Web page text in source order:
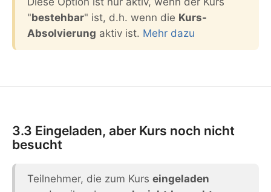
"bestehbar" ist, d.h. wenn die Kurs-
Absolvierung aktiv ist. Mehr dazu
3.3 Eingeladen, aber Kurs noch nicht
besucht
Teilnehmer, die zum Kurs eingeladen